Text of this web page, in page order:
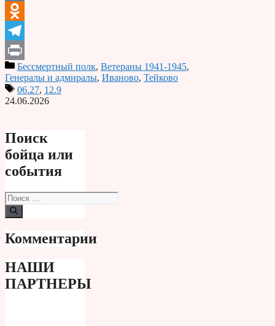
VK
Odnoklassniki
Telegram
PrintБессмертный полк, Ветераны 1941-1945,
Генералы и адмиралы, Иваново, Тейково
06.27, 12.9
24.06.2026
Поиск
бойца или
события
Поиск:
Комментарии
НАШИ
ПАРТНЕРЫ